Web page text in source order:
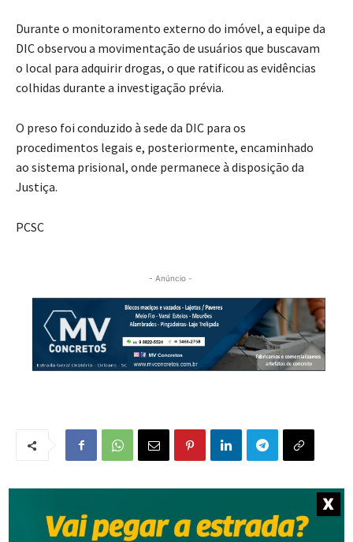
Durante o monitoramento externo do imóvel, a equipe da
DIC observou a movimentação de usuários que buscavam
o local para adquirir drogas, o que ratificou as evidências
colhidas durante a investigação prévia.
O preso foi conduzido à sede da DIC para os
procedimentos legais e, posteriormente, encaminhado
ao sistema prisional, onde permanece à disposição da
Justiça.
PCSC
- Anúncio -
NOTÍCIAS RELACIONADAS
X